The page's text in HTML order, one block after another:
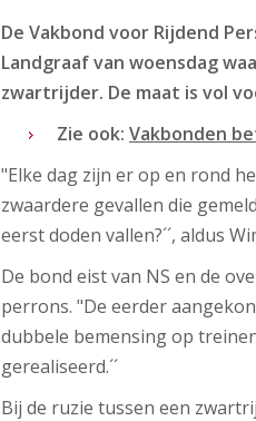
De Vakbond voor Rijdend
Landgraaf van woensdag
zwartrijder. De maat is vol
Zie ook: Vakbonden
"Elke dag zijn er op en rond
zwaardere gevallen die
eerst doden vallen?´´, aldus
De bond eist van NS en de
perrons. "De eerder
dubbele bemensing op
gerealiseerd.´´
Bij de ruzie tussen een